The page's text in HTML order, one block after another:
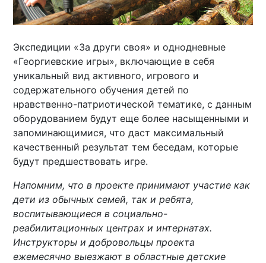
Экспедиции «За други своя» и однодневные
«Георгиевские игры», включающие в себя
уникальный вид активного, игрового и
содержательного обучения детей по
нравственно-патриотической тематике, с данным
оборудованием будут еще более насыщенными и
запоминающимися, что даст максимальный
качественный результат тем беседам, которые
будут предшествовать игре.
Напомним, что в проекте принимают участие как
дети из обычных семей, так и ребята,
воспитывающиеся в социально-
реабилитационных центрах и интернатах.
Инструкторы и добровольцы проекта
ежемесячно выезжают в областные детские